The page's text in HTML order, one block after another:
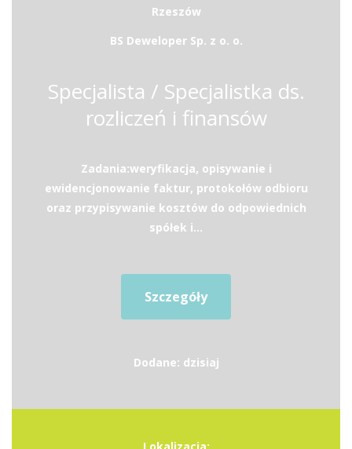
Rzeszów
BS Deweloper Sp. z o. o.
Specjalista / Specjalistka ds.
rozliczeń i finansów
Zadania:weryfikacja, opisywanie i
ewidencjonowanie faktur, protokołów odbioru
oraz przypisywanie kosztów do odpowiednich
spółek i...
Szczegóły
Dodane: dzisiaj